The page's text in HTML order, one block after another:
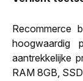
Recommerce
aantrekkelijke
RAM 8GB,